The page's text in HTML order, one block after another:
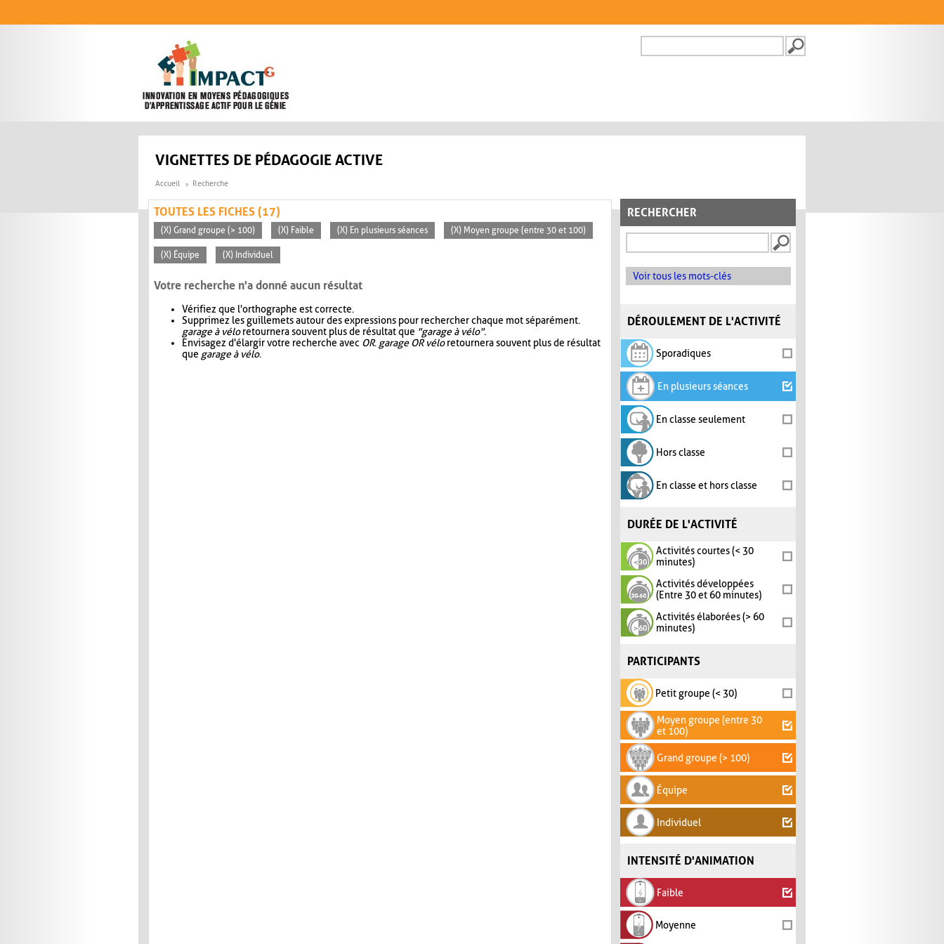
FORMULAIRE DE
VIGNETTES DE PÉDAGOGIE ACTIVE
Accueil Recherche
RECHERCHER
Voir tous les mots-clés
DÉROULEMENT DE L'ACTIVITÉ
Sporadiques
En plusieurs séances
En classe seulement
Hors classe
En classe et hors classe
DURÉE DE L'ACTIVITÉ
Activités courtes (< 30
minutes)
Activités développées
(Entre 30 et 60 minutes)
Activités élaborées (> 60
minutes)
PARTICIPANTS
Petit groupe (< 30)
Moyen groupe (entre 30
et 100)
Grand groupe (> 100)
Équipe
Individuel
INTENSITÉ D'ANIMATION
Faible
Moyenne
TOUTES LES FICHES (17)
(X) Grand groupe (> 100) (X) Faible (X) En plusieurs séances (X) Moyen groupe (entre 30 et 100)
(X) Équipe (X) Individuel
Votre recherche n'a donné aucun résultat
Vérifiez que l'orthographe est correcte.
Supprimez les guillemets autour des expressions pour rechercher chaque mot séparément.
garage à véloretournera souvent plus de résultat que "garage à vélo".
Envisagez d'élargir votre recherche avec OR. garage OR véloretournera souvent plus de résultat
que garage à vélo.